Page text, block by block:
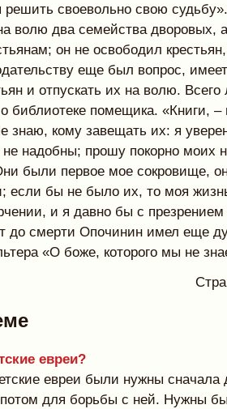
решить своевольно свою
волю два семейства дворовых,
он не освободил
еще был вопрос,
и отпускать их на волю.
библиотеке помещика. «Книги,
знаю, кому завещать их: я
надобны; прошу покорно моих
были первое мое сокровище,
если бы не было их, то моя
и я давно бы с презрением
до смерти Опочинин имел еще
«О боже, которого мы не
евреи?
евреи были нужны сначала
потом для борьбы с ней. Нужны